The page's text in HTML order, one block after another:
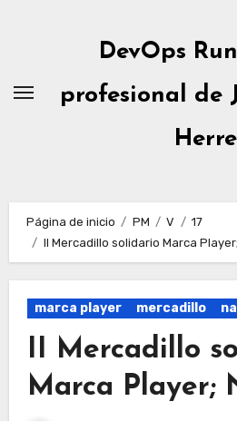
DevOps
profesional de
Página de inicio PM V
17
II Mercadillo solidario Marca
marca player mercadillo
II Mercadillo
Marca Player;